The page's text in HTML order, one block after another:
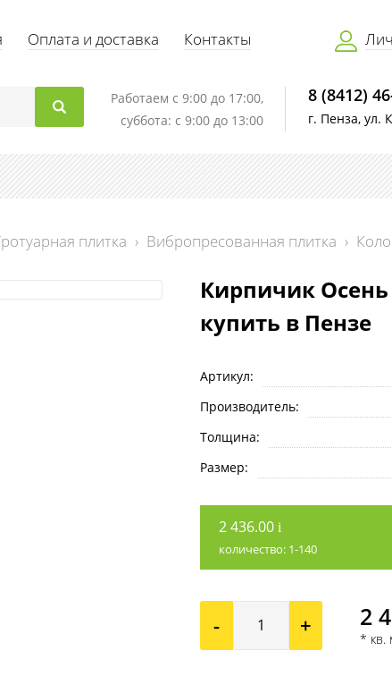
Оплата и доставка Контакты
Работаем c 9:00 до 17:00,
суббота: с 9:00 до 13:00
8 (8412)
г. Пенза, ул.
плитка › Вибропресованная плитка ›
Кирпичик Осень
купить в Пензе
Артикул:
Производитель:
Толщина:
Размер:
2 436.00 i
количество: 1 140
2
* кв.
- +